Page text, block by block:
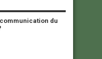
du